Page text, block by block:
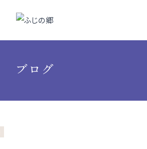
ブログ